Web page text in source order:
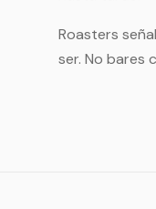
Roasters
ser. No bares